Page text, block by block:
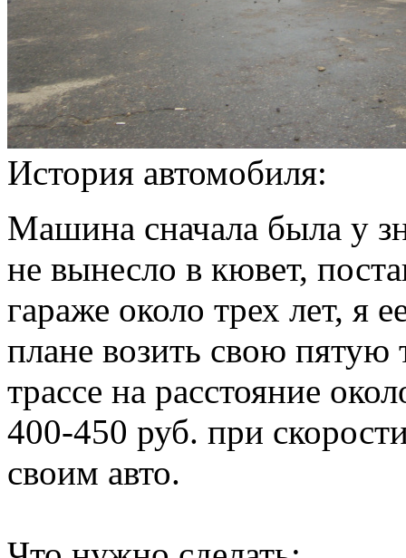
История автомобиля:
Машина сначала была у
не вынесло в кювет,
гараже около трех лет, я
плане возить свою
трассе на расстояние
400-450 руб. при
своим авто.